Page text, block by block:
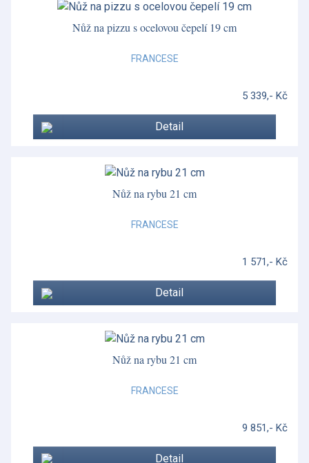
Nůž na pizzu s ocelovou čepelí 19 cm
FRANCESE
5 339,- Kč
Detail
Nůž na rybu 21 cm
FRANCESE
1 571,- Kč
Detail
Nůž na rybu 21 cm
FRANCESE
9 851,- Kč
Detail